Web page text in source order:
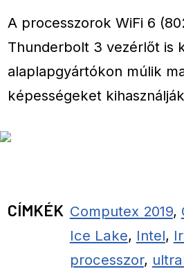
A processzorok WiFi 6
Thunderbolt 3 vezérlőt is
alaplapgyártókon múlik
képességeket
CÍMKÉK Computex 2019,
Ice Lake, Intel,
processzor,